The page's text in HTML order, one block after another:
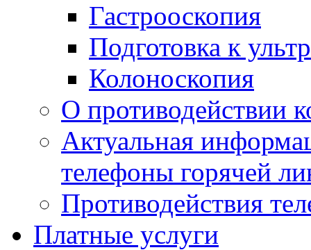
Гастрооскопия
Подготовка к
Колоноскопия
О противодействии
Актуальная
телефоны горячей
Противодействия
Платные услуги